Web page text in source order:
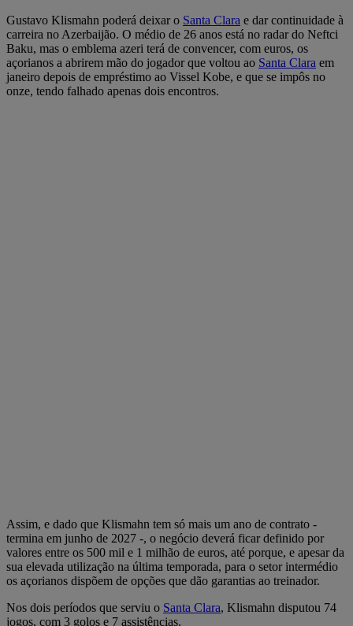
Gustavo Klismahn poderá deixar o Santa Clara e dar continuidade à
carreira no Azerbaijão. O médio de 26 anos está no radar do Neftci
Baku, mas o emblema azeri terá de convencer, com euros, os
açorianos a abrirem mão do jogador que voltou ao Santa Clara em
janeiro depois de empréstimo ao Vissel Kobe, e que se impôs no
onze, tendo falhado apenas dois encontros.
Assim, e dado que Klismahn tem só mais um ano de contrato -
termina em junho de 2027 -, o negócio deverá ficar definido por
valores entre os 500 mil e 1 milhão de euros, até porque, e apesar da
sua elevada utilização na última temporada, para o setor intermédio
os açorianos dispõem de opções que dão garantias ao treinador.
Nos dois períodos que serviu o Santa Clara, Klismahn disputou 74
jogos, com 3 golos e 7 assistências.